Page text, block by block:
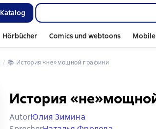
Katalog
Hörbücher Comics und webtoons
📚 История «не»мощной графини
История
AutorЮлия Зимина